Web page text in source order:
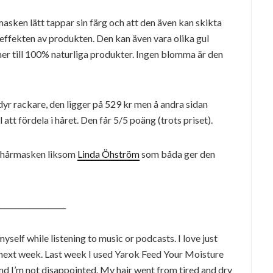
lätt tappar sin färg och att den även kan skikta
av produkten. Den kan även vara olika gul
till 100% naturliga produkter. Ingen blomma är den
rackare, den ligger på 529 kr men å andra sidan
fördela i håret. Den får 5/5 poäng (trots priset).
liksom Linda Öhströmsom båda ger den
while listening to music or podcasts. I love just
week. Last week I used Yarok Feed Your Moisture
I’m not disappointed. My hair went from tired and dry